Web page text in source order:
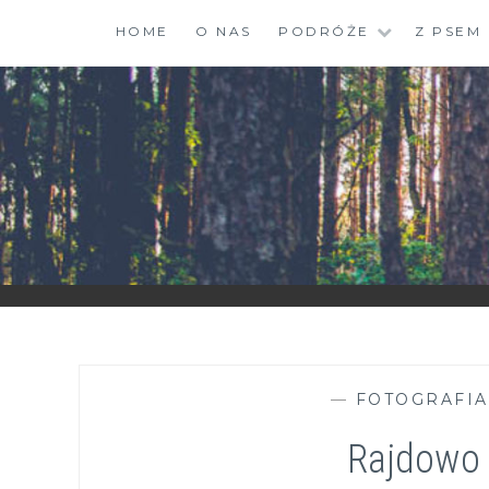
content
HOME O NAS PODRÓŻE Z PSEM
ZGRANESTADO.PL
FOTOGRAFICZNE ZAPISKI DNIA CODZIENNEGO
— FOTOGRAFIA